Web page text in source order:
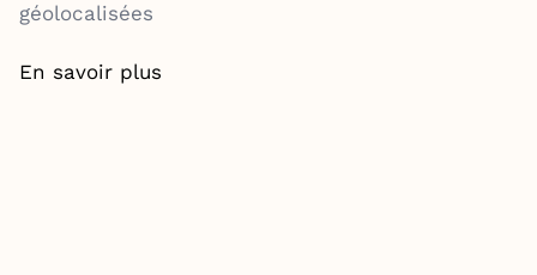
géolocalisées
En savoir plus